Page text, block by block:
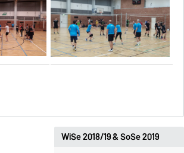
WiSe 2018/19 & SoSe 2019